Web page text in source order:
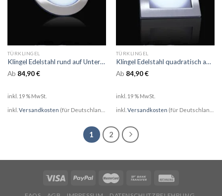
TÜRKLINGEL
Klingel Edelstahl rund auf Unterputzdose mit Opalglas und LED
Ab 84,90€
inkl. 19 % MwSt.
inkl. Versandkosten (für Deutschland)
TÜRKLINGEL
Klingel Edelstahl quadratisch auf Unterputzdose mit Opalglas und LED
Ab 84,90€
inkl. 19 % MwSt.
inkl. Versandkosten (für Deutschland)
1 2